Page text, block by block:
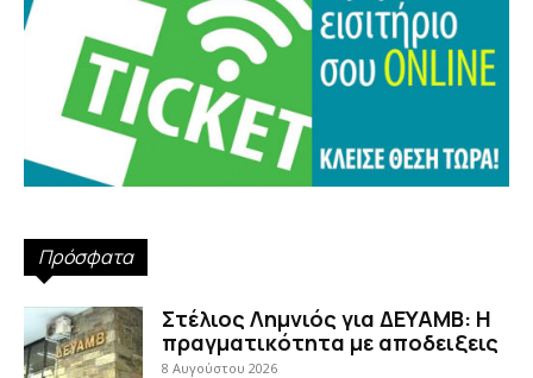
Πρόσφατα
Στέλιος Λημνιός για ΔΕΥΑΜΒ: Η
πραγματικότητα με αποδειξεις
8 Αυγούστου 2026